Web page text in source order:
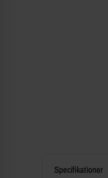
Specifikationer